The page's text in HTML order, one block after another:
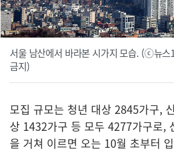
서울 남산에서 바라본 시가지 모습. (ⓒ뉴스
금지)
모집 규모는 청년 대상 2845가구,
상 1432가구 등 모두 4277가구로,
을 거쳐 이르면 오는 10월 초부터